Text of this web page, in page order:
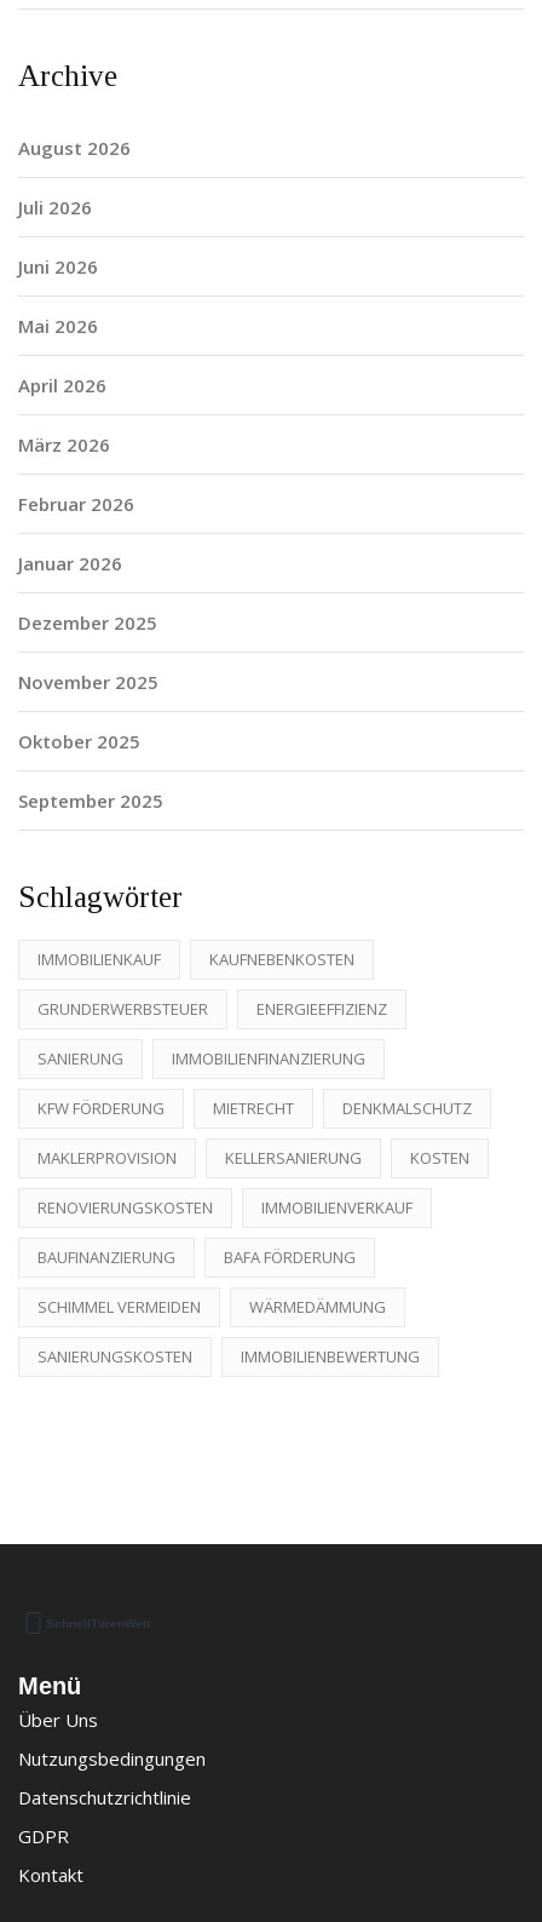
Archive
August 2026
Juli 2026
Juni 2026
Mai 2026
April 2026
März 2026
Februar 2026
Januar 2026
Dezember 2025
November 2025
Oktober 2025
September 2025
Schlagwörter
IMMOBILIENKAUF KAUFNEBENKOSTEN
GRUNDERWERBSTEUER ENERGIEEFFIZIENZ
SANIERUNG IMMOBILIENFINANZIERUNG
KFW FÖRDERUNG MIETRECHT DENKMALSCHUTZ
MAKLERPROVISION KELLERSANIERUNG KOSTEN
RENOVIERUNGSKOSTEN IMMOBILIENVERKAUF
BAUFINANZIERUNG BAFA FÖRDERUNG
SCHIMMEL VERMEIDEN WÄRMEDÄMMUNG
SANIERUNGSKOSTEN IMMOBILIENBEWERTUNG
Menü
Über Uns
Nutzungsbedingungen
Datenschutzrichtlinie
GDPR
Kontakt